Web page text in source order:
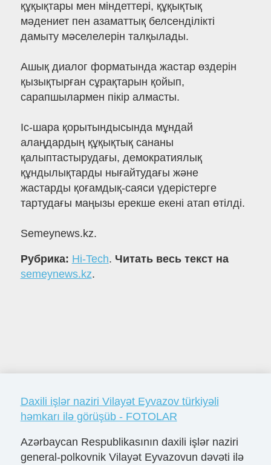
құқықтары мен міндеттері, құқықтық
мәдениет пен азаматтық белсенділікті
дамыту мәселелерін талқылады.
Ашық диалог форматында жастар өздерін
қызықтырған сұрақтарын қойып,
сарапшылармен пікір алмасты.
Іс-шара қорытындысында мұндай
алаңдардың құқықтық сананы
қалыптастырудағы, демократиялық
құндылықтарды нығайтудағы және
жастарды қоғамдық-саяси үдерістерге
тартудағы маңызы ерекше екені атап өтілді.
Semeynews.kz.
Рубрика: Hi-Tech. Читать весь текст на
semeynews.kz.
Daxili işlər naziri Vilayət Eyvazov türkiyəli
həmkarı ilə görüşüb - FOTOLAR
Azərbaycan Respublikasının daxili işlər naziri
general-polkovnik Vilayət Eyvazovun dəvəti ilə